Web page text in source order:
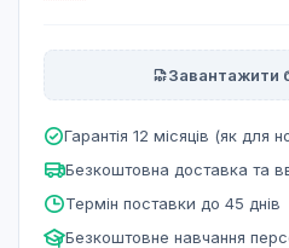
Завантажити
Гарантія 12 місяців (як для
Безкоштовна доставка та
Термін поставки до 45 днів
Безкоштовне навчання